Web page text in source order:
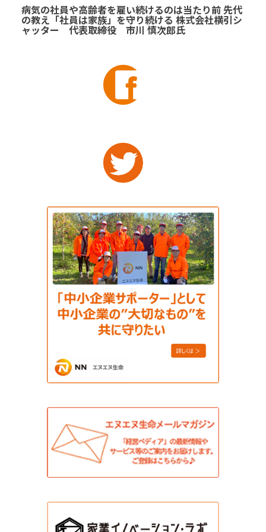
病気の社員や高齢者を雇い続けるのは当たり前 先代
の教え「社員は家族」を守り続ける 株式会社横引シ
ャッター 代表取締役 市川 慎次郎氏